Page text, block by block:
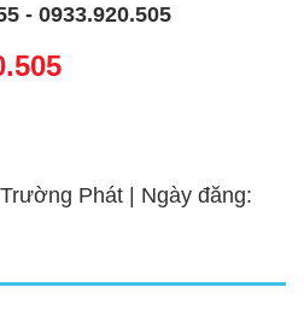
- 0933.920.505
Phát | Ngày đăng: